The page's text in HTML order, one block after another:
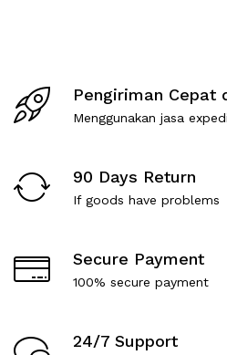
Pengiriman Cepat
Menggunakan jasa
90 Days Return
If goods have problems
Secure Payment
100% secure payment
24/7 Support